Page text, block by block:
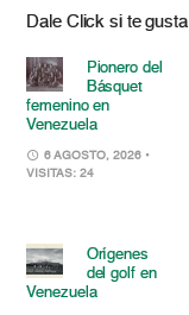
Dale Click si te gusta
Pionero del
Básquet
femenino en
Venezuela
6 AGOSTO, 2026 •
VISITAS: 24
Orígenes
del golf en
Venezuela